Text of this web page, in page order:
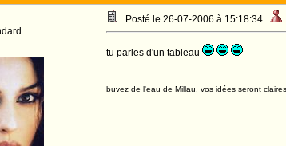
Posté le 26-07-2006 à 15:18:34
tu parles d'un tableau
--------------------
buvez de l'eau de Millau, vos idées seront claires